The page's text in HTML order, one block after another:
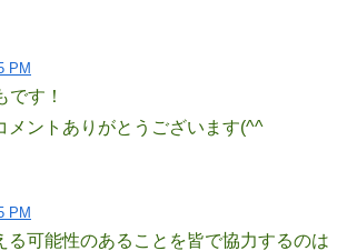
PM
です！
メントありがとうございます(^^
PM
る可能性のあることを皆で協力するのは